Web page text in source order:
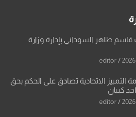
قاسم طاهر السوداني بإدارة وزارة
editor
التمييز الاتحادية تصادق على الحكم بحق
كبيان
editor